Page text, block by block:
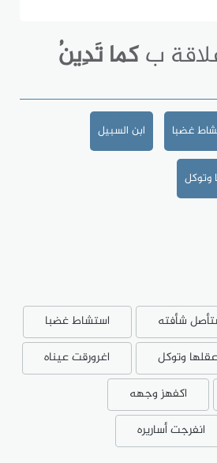
بكما تَدِينُ
غضبا ابن السبيل
وتوكل
شأفته
استشاط غضبا
وتوكل
اغرورقت عيناه
اكفهز وجهه
انفرجت أساريره